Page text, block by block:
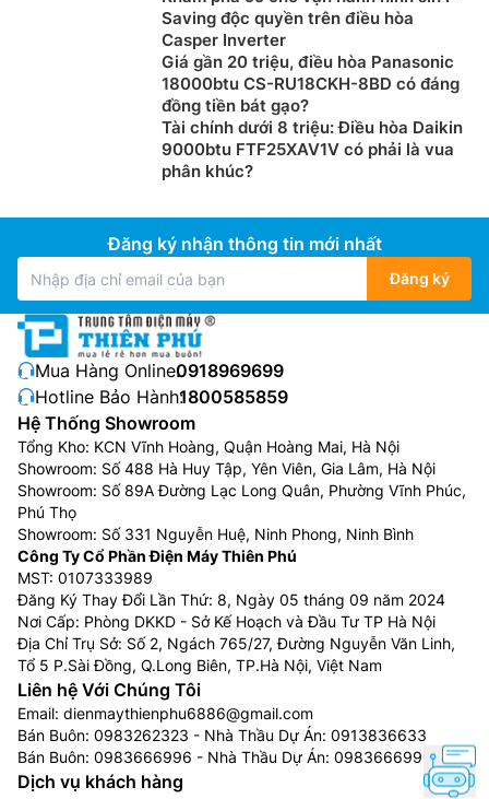
Saving độc quyền trên điều hòa
Casper Inverter
Giá gần 20 triệu, điều hòa Panasonic
18000btu CS-RU18CKH-8BD có đáng
đồng tiền bát gạo?
Tài chính dưới 8 triệu: Điều hòa Daikin
9000btu FTF25XAV1V có phải là vua
phân khúc?
Đăng ký nhận thông tin mới nhất
Đăng ký
Mua Hàng Online:0918969699
Hotline Bảo Hành:1800585859
Hệ Thống Showroom
Tổng Kho: KCN Vĩnh Hoàng, Quận Hoàng Mai, Hà Nội
Showroom: Số 488 Hà Huy Tập, Yên Viên, Gia Lâm, Hà Nội
Showroom: Số 89A Đường Lạc Long Quân, Phường Vĩnh Phúc,
Phú Thọ
Showroom: Số 331 Nguyễn Huệ, Ninh Phong, Ninh Bình
Công Ty Cổ Phần Điện Máy Thiên Phú
MST: 0107333989
Đăng Ký Thay Đổi Lần Thứ: 8, Ngày 05 tháng 09 năm 2024
Nơi Cấp: Phòng DKKD - Sở Kế Hoạch và Đầu Tư TP Hà Nội
Địa Chỉ Trụ Sở: Số 2, Ngách 765/27, Đường Nguyễn Văn Linh,
Tổ 5 P.Sài Đồng, Q.Long Biên, TP.Hà Nội, Việt Nam
Liên hệ Với Chúng Tôi
Email: dienmaythienphu6886@gmail.com
Bán Buôn: 0983262323 - Nhà Thầu Dự Án: 0913836633
Bán Buôn: 0983666996 - Nhà Thầu Dự Án: 0983666996
Dịch vụ khách hàng